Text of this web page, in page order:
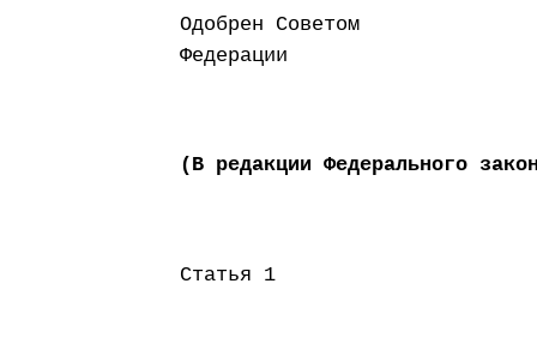
Одобрен Советом
Федерации 25
(В редакции Федерального
Статья 1